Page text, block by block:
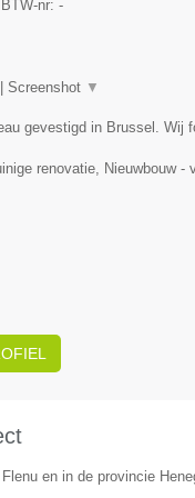
nr: -
Screenshot ▼
gevestigd in Brussel. Wij
renovatie, Nieuwbouw -
en in de provincie